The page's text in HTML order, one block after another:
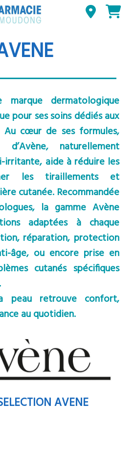
dermatologique
pour ses soins dédiés aux
Au cœur de ses formules,
d’Avène, naturellement
irritante, aide à réduire les
les tiraillements et
cutanée. Recommandée
la gamme Avène
adaptées à chaque
réparation, protection
âge, ou encore prise en
cutanés spécifiques
peau retrouve confort,
au quotidien.
AVENE